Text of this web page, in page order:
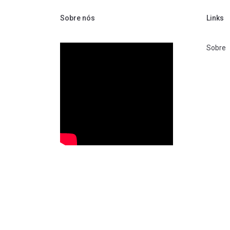
Sobre nós Links
Sobre